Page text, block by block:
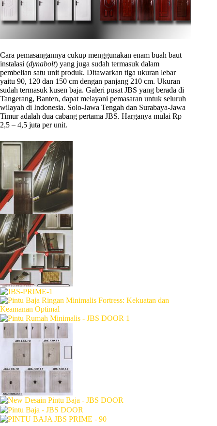
Cara pemasangannya cukup menggunakan enam buah baut
instalasi (dynabolt) yang juga sudah termasuk dalam
pembelian satu unit produk. Ditawarkan tiga ukuran lebar
yaitu 90, 120 dan 150 cm dengan panjang 210 cm. Ukuran
sudah termasuk kusen baja. Galeri pusat JBS yang berada di
Tangerang, Banten, dapat melayani pemasaran untuk seluruh
wilayah di Indonesia. Solo-Jawa Tengah dan Surabaya-Jawa
Timur adalah dua cabang pertama JBS. Harganya mulai Rp
2,5 – 4,5 juta per unit.